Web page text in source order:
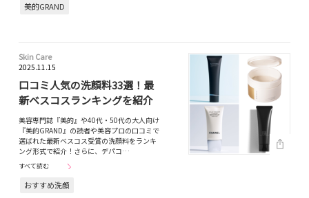
美的GRAND
Skin Care
2025.11.15
口コミ人気の洗顔料33選！最
新ベスコスランキングを紹介
美容専門誌『美的』や40代・50代の大人向け
『美的GRAND』の読者や美容プロの口コミで
選ばれた最新ベスコス受賞の洗顔料をランキ
ング形式で紹介！さらに、デパコ…
すべて読む
おすすめ洗顔